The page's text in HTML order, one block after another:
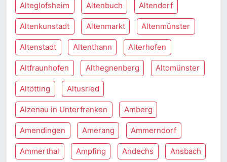
Alteglofsheim Altenbuch Altendorf
Altenkunstadt Altenmarkt Altenmünster
Altenstadt Altenthann Alterhofen
Altfraunhofen Althegnenberg Altomünster
Altötting Altusried
Alzenau in Unterfranken Amberg
Amendingen Amerang Ammerndorf
Ammerthal Ampfing Andechs Ansbach